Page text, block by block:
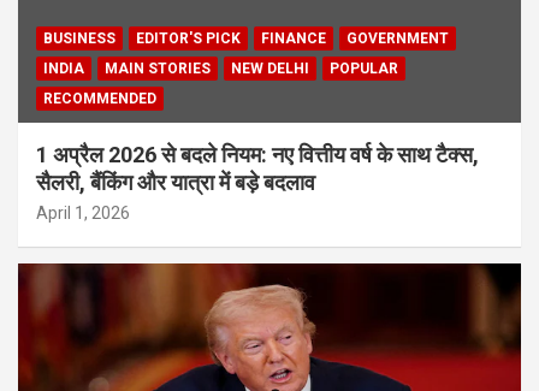
BUSINESS EDITOR'S PICK FINANCE
GOVERNMENT
INDIA
MAIN STORIES NEW DELHI
POPULAR
RECOMMENDED
1 अप्रैल 2026 से बदले नियम: नए वित्तीय वर्ष के साथ टैक्स,
सैलरी, बैंकिंग और यात्रा में बड़े बदलाव
April 1, 2026